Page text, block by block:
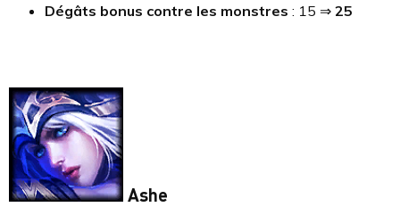
Dégâts bonus contre les monstres : 15 ⇒ 25
Ashe